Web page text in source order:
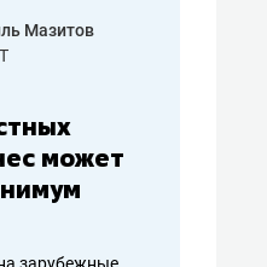
Мазитов
может